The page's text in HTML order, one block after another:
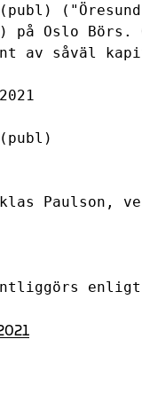
(publ)
på Oslo
av såväl
Paulson,